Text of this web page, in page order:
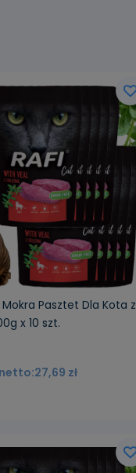
Mokra Pasztet Dla Kota z
x 10 szt.
27,69 zł